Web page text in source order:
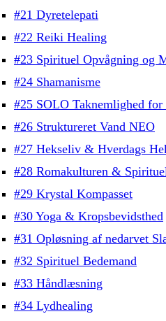
#21 Dyretelepati
#22 Reiki Healing
#23 Spirituel Opvågning og
#24 Shamanisme
#25 SOLO Taknemlighed
#26 Struktureret Vand NEO
#27 Hekseliv & Hverdags
#28 Romakulturen &
#29 Krystal Kompasset
#30 Yoga & Kropsbevidsthed
#31 Opløsning af nedarvet
#32 Spirituel Bedemand
#33 Håndlæsning
#34 Lydhealing